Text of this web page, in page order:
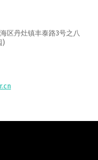
区丹灶镇丰泰路3号之八
)